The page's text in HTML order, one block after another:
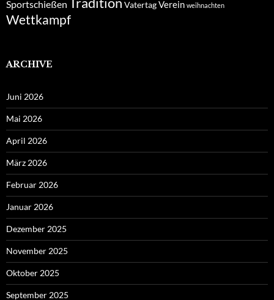
Sportschießen VatertagVerein weihnachten
Wettkampf
ARCHIVE
Juni 2026
Mai 2026
April 2026
März 2026
Februar 2026
Januar 2026
Dezember 2025
November 2025
Oktober 2025
September 2025